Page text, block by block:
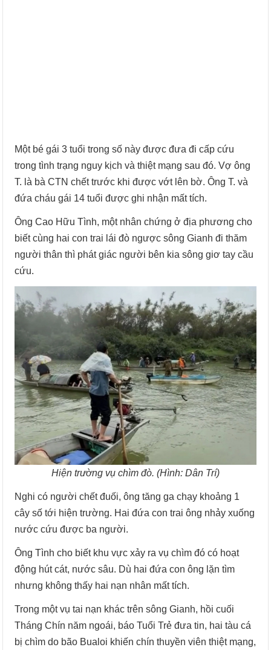
Một bé gái 3 tuổi trong số này được đưa đi cấp cứu
trong tình trạng nguy kịch và thiệt mạng sau đó. Vợ ông
T. là bà CTN chết trước khi được vớt lên bờ. Ông T. và
đứa cháu gái 14 tuổi được ghi nhận mất tích.
Ông Cao Hữu Tình, một nhân chứng ở địa phương cho
biết cùng hai con trai lái đò ngược sông Gianh đi thăm
người thân thì phát giác người bên kia sông giơ tay cầu
cứu.
Hiện trường vụ chìm đò. (Hình: Dân Trí)
Nghi có người chết đuối, ông tăng ga chạy khoảng 1
cây số tới hiện trường. Hai đứa con trai ông nhảy xuống
nước cứu được ba người.
Ông Tình cho biết khu vực xảy ra vụ chìm đó có hoạt
động hút cát, nước sâu. Dù hai đứa con ông lặn tìm
nhưng không thấy hai nạn nhân mất tích.
Trong một vụ tai nạn khác trên sông Gianh, hồi cuối
Tháng Chín năm ngoái, báo Tuổi Trẻ đưa tin, hai tàu cá
bị chìm do bão Bualoi khiến chín thuyền viên thiệt mạng,